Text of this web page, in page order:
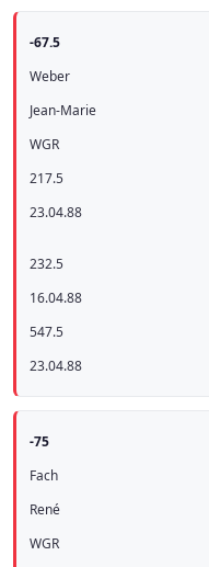
-67.5
Weber
Jean-Marie
WGR
217.5
23.04.88
232.5
16.04.88
547.5
23.04.88
-75
Fach
René
WGR